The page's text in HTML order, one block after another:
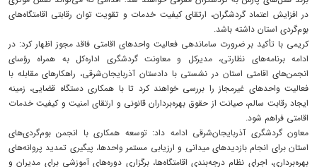
در افزایش اعتماد گردشگران، ارتقای کیفیت خدمات و تقویت توان رقابتی اقامتگاه‌های
بوم‌گردی استان داشته باشد.
کریمی با تأکید بر ضرورت ساماندهی فعالیت واحدهای اقامتی فاقد مجوز اظهار کرد: در
ادامه برنامه‌های نظارتی، مدیرکل و معاونت گردشگری اداره‌کل به همراه رؤسای
انجمن‌های اقامتی استان در نشستی با دادستان آذربایجان‌شرقی، راهکارهای مقابله با
فعالیت واحدهای غیرمجاز را بررسی خواهند کرد تا با همکاری دستگاه قضایی، زمینه
ایجاد رقابت سالم، صیانت از حقوق بهره‌برداران قانونی و ارتقای امنیت و کیفیت خدمات
اقامتی فراهم شود.
معاون گردشگری آذربایجان‌شرقی ادامه داد: توسعه همکاری با انجمن بوم‌گردی‌های
استان برای انجام بازدیدهای میدانی و ارزیابی مستمر واحدها، پیگیری تمدید پروانه‌های
بهره‌برداری، اجرای نظام درجه‌بندی اقامتگاه‌ها، برگزاری دوره‌های آموزشی برای مدیران و